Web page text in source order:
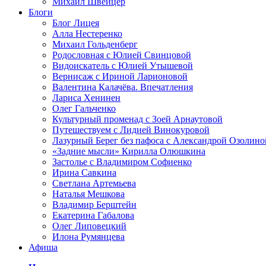
Блоги
Блог Лицея
Алла Нестеренко
Михаил Гольденберг
Родословная с Юлией Свинцовой
Видоискатель с Юлией Утышевой
Вернисаж с Ириной Ларионовой
Валентина Калачёва. Впечатления
Лариса Хенинен
Олег Гальченко
Культурный променад с Зоей Арнаутовой
Путешествуем с Лидией Винокуровой
Лазурный Берег без пафоса с Александрой
«Задние мысли» Кирилла Олюшкина
Застолье с Владимиром Софиенко
Ирина Савкина
Светлана Артемьева
Наталья Мешкова
Владимир Берштейн
Екатерина Габалова
Олег Липовецкий
Илона Румянцева
Афиша